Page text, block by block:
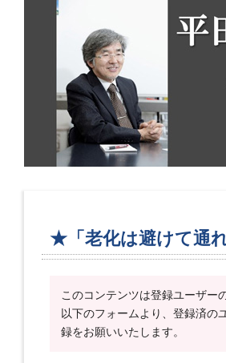
★「老化は避けて通
このコンテンツは登録ユーザー
以下のフォームより、登録済の
録をお願いいたします。